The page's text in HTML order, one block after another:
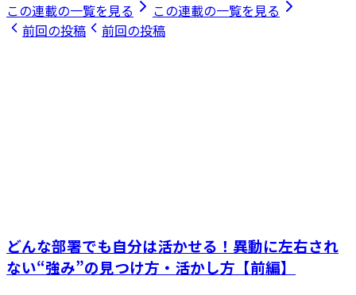
この連載の一覧を見る
この連載の一覧を見る
前回の投稿
前回の投稿
どんな部署でも自分は活かせる！異動に左右され
ない“強み”の見つけ方・活かし方【前編】